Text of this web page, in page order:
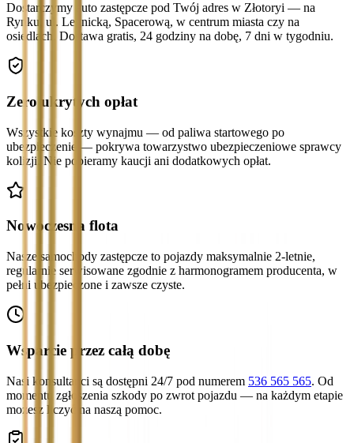
Dostarczymy auto zastępcze pod Twój adres w Złotoryi — na
Rynku, ul. Legnicką, Spacerową, w centrum miasta czy na
osiedlach. Dostawa gratis, 24 godziny na dobę, 7 dni w tygodniu.
Zero ukrytych opłat
Wszystkie koszty wynajmu — od paliwa startowego po
ubezpieczenie — pokrywa towarzystwo ubezpieczeniowe sprawcy
kolizji. Nie pobieramy kaucji ani dodatkowych opłat.
Nowoczesna flota
Nasze samochody zastępcze to pojazdy maksymalnie 2-letnie,
regularnie serwisowane zgodnie z harmonogramem producenta, w
pełni ubezpieczone i zawsze czyste.
Wsparcie przez całą dobę
Nasi konsultanci są dostępni 24/7 pod numerem 536 565 565. Od
momentu zgłoszenia szkody po zwrot pojazdu — na każdym etapie
możesz liczyć na naszą pomoc.